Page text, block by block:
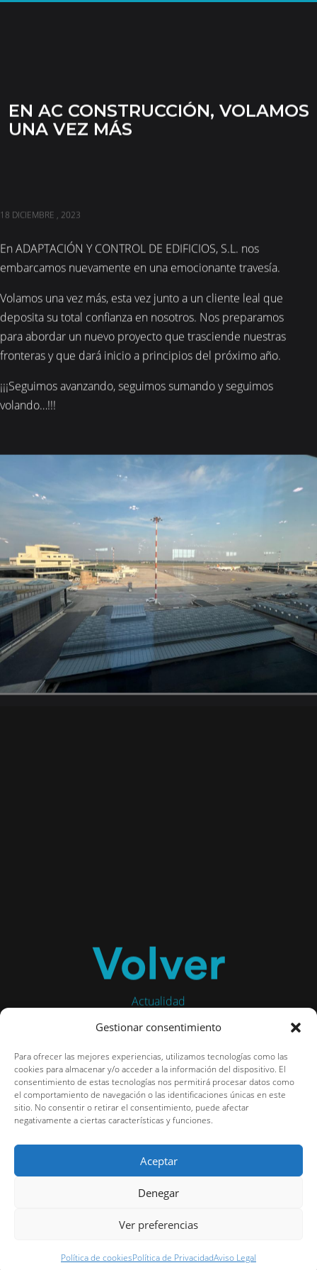
Gestionar consentimiento
Para ofrecer las mejores experiencias, utilizamos tecnologías como las
cookies para almacenar y/o acceder a la información del dispositivo. El
consentimiento de estas tecnologías nos permitirá procesar datos como
el comportamiento de navegación o las identificaciones únicas en este
sitio. No consentir o retirar el consentimiento, puede afectar
negativamente a ciertas características y funciones.
Aceptar
Denegar
Ver preferencias
Política de cookiesPolítica de PrivacidadAviso Legal
EN AC CONSTRUCCIÓN, VOLAMOS
UNA VEZ MÁS
18 DICIEMBRE , 2023
En ADAPTACIÓN Y CONTROL DE EDIFICIOS, S.L. nos
embarcamos nuevamente en una emocionante travesía.
Volamos una vez más, esta vez junto a un cliente leal que
deposita su total confianza en nosotros. Nos preparamos
para abordar un nuevo proyecto que trasciende nuestras
fronteras y que dará inicio a principios del próximo año.
¡¡¡Seguimos avanzando, seguimos sumando y seguimos
volando…!!!
Volver
Actualidad